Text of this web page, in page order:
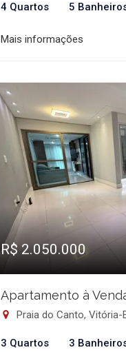
4 Quartos 5
Mais informações
R$ 2.050.000
Apartamento à
Praia do Canto, Vitória-
3 Quartos 3